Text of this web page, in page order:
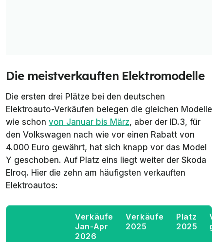
Die meistverkauften Elektromodelle
Die ersten drei Plätze bei den deutschen
Elektroauto-Verkäufen belegen die gleichen Modelle
wie schon von Januar bis März, aber der ID.3, für
den Volkswagen nach wie vor einen Rabatt von
4.000 Euro gewährt, hat sich knapp vor das Model
Y geschoben. Auf Platz eins liegt weiter der Skoda
Elroq. Hier die zehn am häufigsten verkauften
Elektroautos:
Verkäufe
Jan-Apr
2026
Verkäufe
2025
Platz
2025